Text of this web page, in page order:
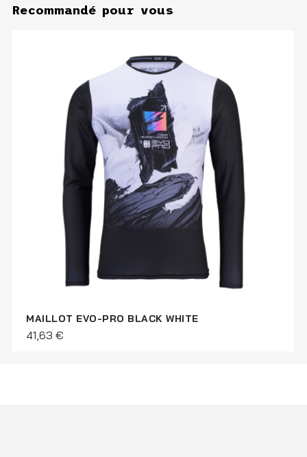
Recommandé pour vous
MAILLOT EVO-PRO BLACK WHITE
41,63 €